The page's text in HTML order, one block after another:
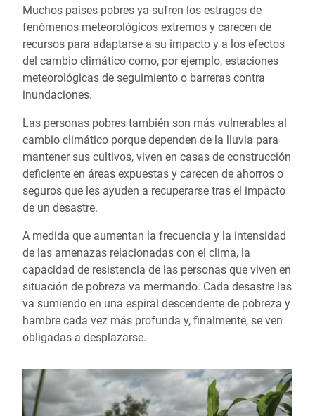
Muchos países pobres ya sufren los estragos de
fenómenos meteorológicos extremos y carecen de
recursos para adaptarse a su impacto y a los efectos
del cambio climático como, por ejemplo, estaciones
meteorológicas de seguimiento o barreras contra
inundaciones.
Las personas pobres también son más vulnerables al
cambio climático porque dependen de la lluvia para
mantener sus cultivos, viven en casas de construcción
deficiente en áreas expuestas y carecen de ahorros o
seguros que les ayuden a recuperarse tras el impacto
de un desastre.
A medida que aumentan la frecuencia y la intensidad
de las amenazas relacionadas con el clima, la
capacidad de resistencia de las personas que viven en
situación de pobreza va mermando. Cada desastre las
va sumiendo en una espiral descendente de pobreza y
hambre cada vez más profunda y, finalmente, se ven
obligadas a desplazarse.